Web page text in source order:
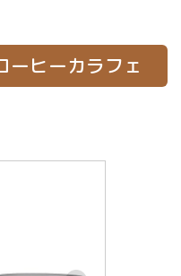
ーヒーカラフェ